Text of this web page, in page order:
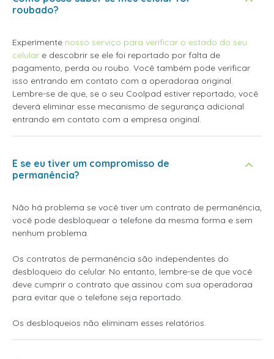
roubado?
Experimente nosso serviço para verificar o estado do seu
celular e descobrir se ele foi reportado por falta de
pagamento, perda ou roubo. Você também pode verificar
isso entrando em contato com a operadoraa original.
Lembre-se de que, se o seu Coolpad estiver reportado, você
deverá eliminar esse mecanismo de segurança adicional
entrando em contato com a empresa original.
E se eu tiver um compromisso de
permanência?
Não há problema se você tiver um contrato de permanência,
você pode desbloquear o telefone da mesma forma e sem
nenhum problema.
Os contratos de permanência são independentes do
desbloqueio do celular. No entanto, lembre-se de que você
deve cumprir o contrato que assinou com sua operadoraa
para evitar que o telefone seja reportado.
Os desbloqueios não eliminam esses relatórios.